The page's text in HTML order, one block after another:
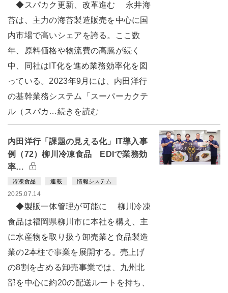
◆スパカク更新、改革進む 永井海
苔は、主力の海苔製造販売を中心に国
内市場で高いシェアを誇る。ここ数
年、原料価格や物流費の高騰が続く
中、同社はIT化を進め業務効率化を図
っている。2023年9月には、内田洋行
の基幹業務システム「スーパーカクテ
ル（スパカ…続きを読む
内田洋行「課題の見える化」IT導入事
例（72）柳川冷凍食品 EDIで業務効
率…
冷凍食品 連載 情報システム
2025.07.14
◆製販一体管理が可能に 柳川冷凍
食品は福岡県柳川市に本社を構え、主
に水産物を取り扱う卸売業と食品製造
業の2本柱で事業を展開する。売上げ
の8割を占める卸売事業では、九州北
部を中心に約20の配送ルートを持ち、